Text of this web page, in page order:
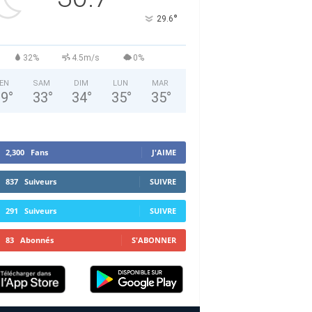
29.6°
32% 4.5m/s 0%
°
SAM
33°
DIM
34°
LUN
35°
MAR
35°
2,300 Fans J'AIME
837 Suiveurs SUIVRE
291 Suiveurs SUIVRE
83 Abonnés S'ABONNER